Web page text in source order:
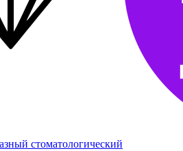
стоматологический